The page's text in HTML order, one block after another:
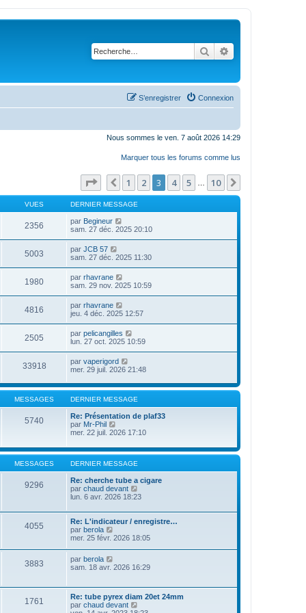
Rechercher
Connexion
S’enregistrer
Nous sommes le ven. 7 août 2026 14:29
Marquer tous les forums comme lus
Page 3sur10
Précédente
1 2 3 4 5 10
VUES DERNIER MESSAGE
2356 par Begineur
sam. 27 déc. 2025 20:10
5003 par JCB 57
sam. 27 déc. 2025 11:30
1980 par rhavrane
sam. 29 nov. 2025 10:59
4816 par rhavrane
jeu. 4 déc. 2025 12:57
2505 par pelicangilles
lun. 27 oct. 2025 10:59
33918 par vaperigord
mer. 29 juil. 2026 21:48
MESSAGES DERNIER MESSAGE
5740
Re: Présentation de plaf33
par Mr-Phil
o
r
l
e
d
e
r
n
e
r
e
a
g
mer. 22 juil. 2026 17:10
MESSAGES DERNIER MESSAGE
9296
Re: cherche tube a cigare
par chaud devant
o
r
l
d
r
i
r
m
s
lun. 6 avr. 2026 18:23
4055
Re: L'indicateur / enregistre…
par berola
o
r
e
e
r
n
i
mer. 25 févr. 2026 18:05
3883 par berola
o
l
e
d
sam. 18 avr. 2026 16:29
1761
Re: tube pyrex diam 20et 24mm
par chaud devant